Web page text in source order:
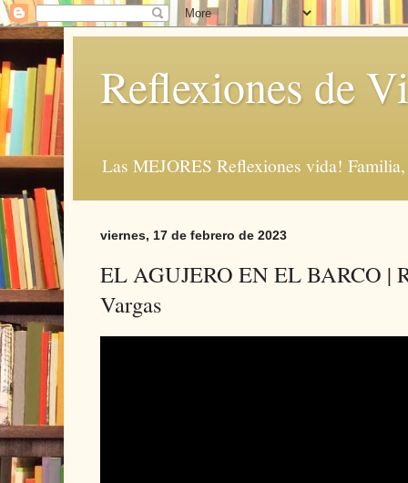
Reflexiones de
Las MEJORES Reflexiones vida!
viernes, 17 de febrero de 2023
EL AGUJERO EN EL BARCO |
Vargas